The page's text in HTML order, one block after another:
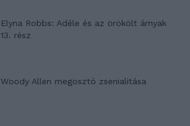
Elyna Robbs: Adéle és az örökölt árnyak
13. rész
Woody Allen megosztó zsenialitása